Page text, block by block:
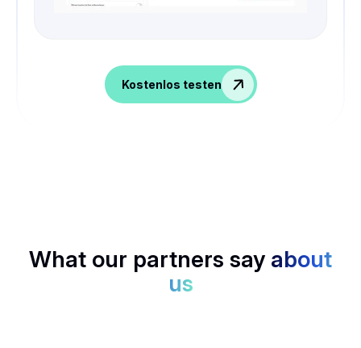
Kostenlos testen
What our partners say about
us